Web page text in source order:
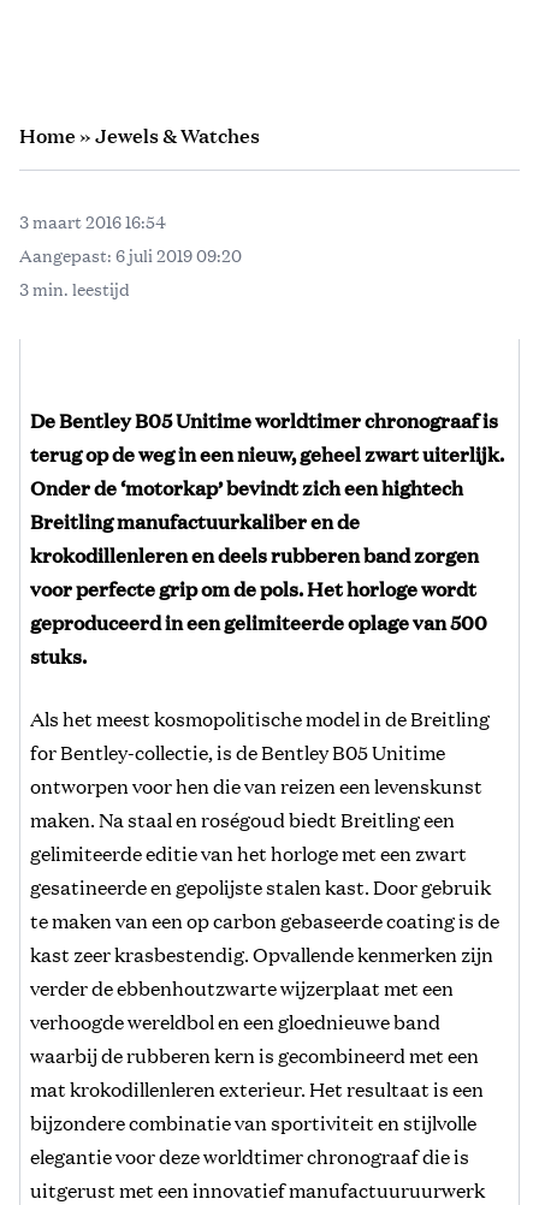
Home»Jewels & Watches
3 maart 2016 16:54
Aangepast: 6 juli 2019 09:20
3 min. leestijd
De Bentley B05 Unitime worldtimer chronograaf is
terug op de weg in een nieuw, geheel zwart uiterlijk.
Onder de ‘motorkap’ bevindt zich een hightech
Breitling manufactuurkaliber en de
krokodillenleren en deels rubberen band zorgen
voor perfecte grip om de pols. Het horloge wordt
geproduceerd in een gelimiteerde oplage van 500
stuks.
Als het meest kosmopolitische model in de Breitling
for Bentley-collectie, is de Bentley B05 Unitime
ontworpen voor hen die van reizen een levenskunst
maken. Na staal en roségoud biedt Breitling een
gelimiteerde editie van het horloge met een zwart
gesatineerde en gepolijste stalen kast. Door gebruik
te maken van een op carbon gebaseerde coating is de
kast zeer krasbestendig. Opvallende kenmerken zijn
verder de ebbenhoutzwarte wijzerplaat met een
verhoogde wereldbol en een gloednieuwe band
waarbij de rubberen kern is gecombineerd met een
mat krokodillenleren exterieur. Het resultaat is een
bijzondere combinatie van sportiviteit en stijlvolle
elegantie voor deze worldtimer chronograaf die is
uitgerust met een innovatief manufactuuruurwerk